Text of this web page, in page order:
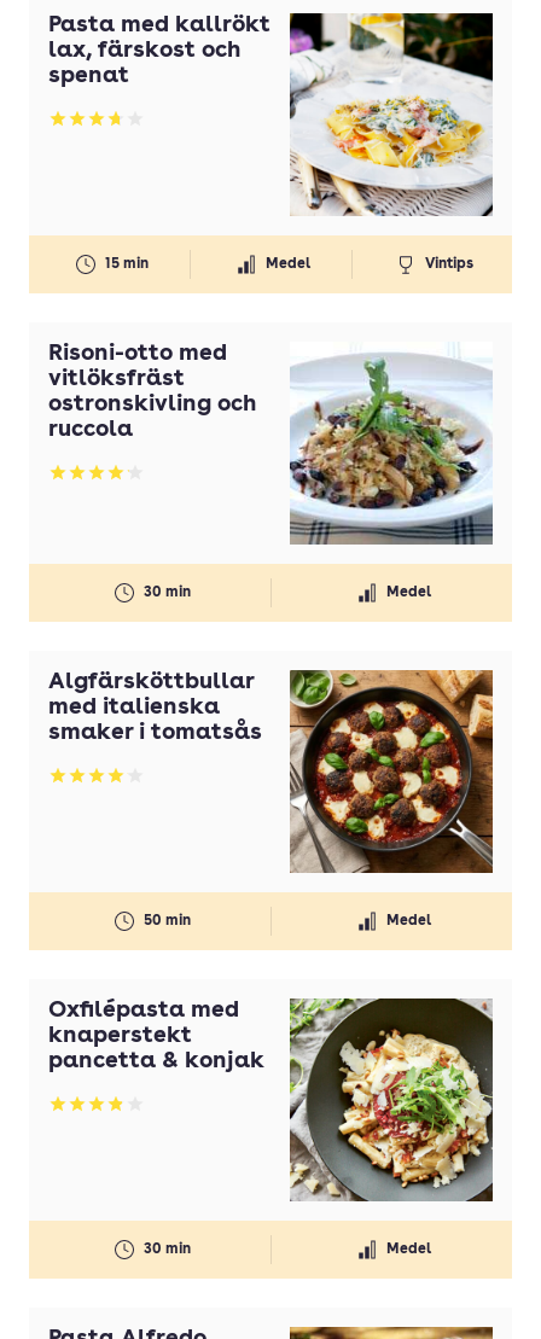
Potatis(ar)
Purjolök(ar)
Svamp
Tomater
Tomatpuré
Ägg
Pasta med kallrökt
lax, färskost och
spenat
Betyg: 3.76 av 5
15 min Medel Vintips
Risoni-otto med
vitlöksfräst
ostronskivling och
ruccola
Betyg: 4.12 av 5
30 min Medel
Älgfärsköttbullar
med italienska
smaker i tomatsås
Betyg: 4.07 av 5
50 min Medel
Oxfilépasta med
knaperstekt
pancetta & konjak
Betyg: 3.91 av 5
30 min Medel